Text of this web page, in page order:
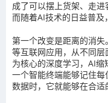
成了可以摆上货架、走进
而随着AI技术的日益普及
第一个改变是距离的消
等互联网应用，从不同
为核心的深度学习，AI缩
一个智能终端能够记住
数据时，它就能够在合适